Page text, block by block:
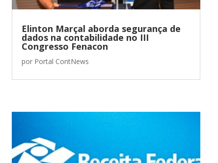
Elinton Marçal aborda segurança de
dados na contabilidade no III
Congresso Fenacon
por Portal ContNews